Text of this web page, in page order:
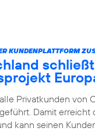
KUNDENPLATTFORM
Privatkunden von
Damit
kann seinen